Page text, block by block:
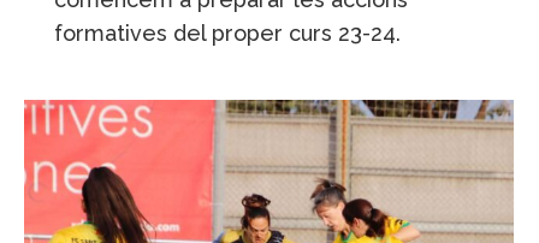
formatives del proper curs 23-24.